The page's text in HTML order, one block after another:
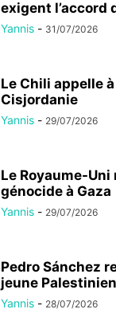
exigent l’accord
Yannis - 31/07/2026
Le Chili appelle
Cisjordanie
Yannis - 29/07/2026
Le Royaume-Uni
génocide à Gaza
Yannis - 29/07/2026
Pedro Sánchez
jeune
Yannis - 28/07/2026